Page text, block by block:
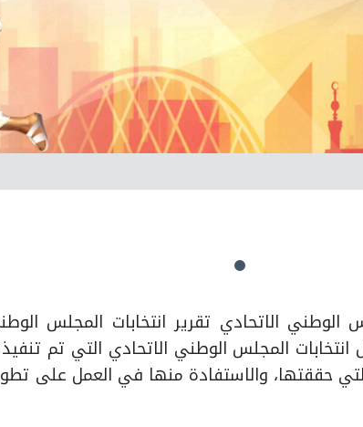
التي حققتها، والاستفادة منها في العمل على